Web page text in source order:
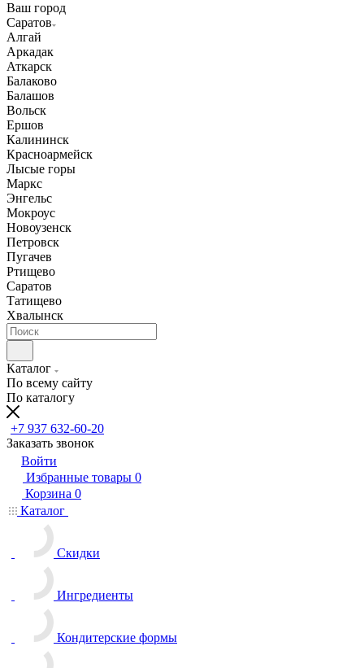
Ваш город
Саратов
Алгай
Аркадак
Аткарск
Балаково
Балашов
Вольск
Ершов
Калининск
Красноармейск
Лысые горы
Маркс
Энгельс
Мокроус
Новоузенск
Петровск
Пугачев
Ртищево
Саратов
Татищево
Хвалынск
Каталог
По всему сайту
По каталогу
+7 937 632-60-20
Заказать звонок
Войти
Избранные товары 0
Корзина 0
Каталог
Скидки
Ингредиенты
Кондитерские формы